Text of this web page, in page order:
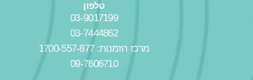
טלפון
03-9017199
03-7444862
מרכז הזמנות: 1700-557-877
09-7606710